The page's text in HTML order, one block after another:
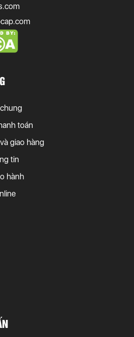
toán
giao hàng
tin
hành